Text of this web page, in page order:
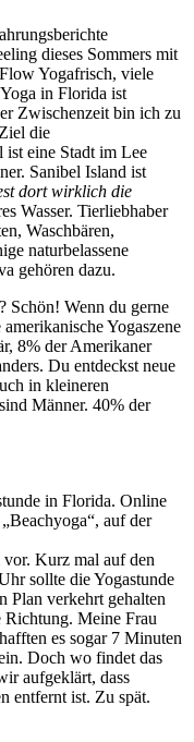
dieses Sommers mit
frisch, viele
in Florida ist
Zwischenzeit bin ich zu
die
ist eine Stadt im Lee
Sanibel Island ist
dort wirklich die
Wasser. Tierliebhaber
Waschbären,
naturbelassene
gehören dazu.
Schön! Wenn du gerne
Yogaszene
8% der Amerikaner
Du entdeckst neue
in kleineren
Männer. 40% der
in Florida. Online
auf der
Kurz mal auf den
sollte die Yogastunde
Plan verkehrt gehalten
Richtung. Meine Frau
es sogar 7 Minuten
Doch wo findet das
aufgeklärt, dass
entfernt ist. Zu spät.